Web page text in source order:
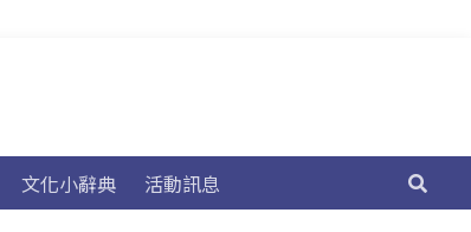
文化小辭典 活動訊息